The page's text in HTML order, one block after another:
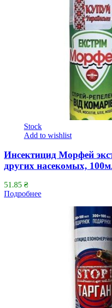
Stock
Add to wishlist
Инсектицид Морфей
других насекомых,
51.85 ₴
Подробнее